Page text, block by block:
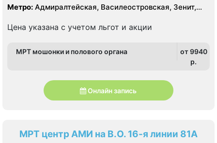
Петроградский, Центральный
Метро: Адмиралтейская, Василеостровская, Зенит,
Цена указана с учетом льгот и акции
МРТ мошонки и полового органа
от 9940
p.
Онлайн запись
МРТ центр АМИ на В.О. 16-я линии 81А